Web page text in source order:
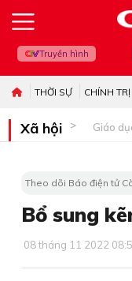
Truyền hình
THỜI SỰ CHÍNH TRỊ
Xã hội Giáo
Theo dõi Báo điện tử
Bổ sung
08 tháng 11 2022